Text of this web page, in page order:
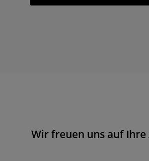
Wir freuen uns auf Ihre